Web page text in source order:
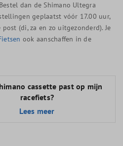
dan de Shimano Ultegra
geplaatst vóór 17.00 uur,
(di, za en zo uitgezonderd). Je
ook aanschaffen in de
cassette past op mijn
racefiets?
Lees meer